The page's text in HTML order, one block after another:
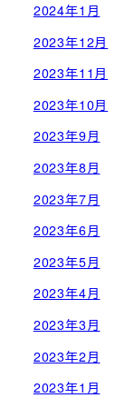
2024年1月
2023年12月
2023年11月
2023年10月
2023年9月
2023年8月
2023年7月
2023年6月
2023年5月
2023年4月
2023年3月
2023年2月
2023年1月